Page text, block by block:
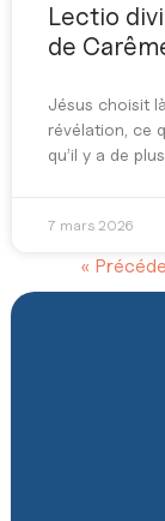
Lectio
de
Jésus choisit
révélation, ce
qu’il y a de
7 mars 2026
«